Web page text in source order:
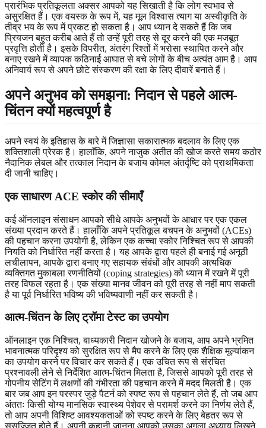
प्रारंभिक प्रतिकूलता अक्सर आपको यह सिखाती है कि लोग स्वभाव से
असुरक्षित हैं। एक वयस्क के रूप में, यह मूल विश्वास त्याग या अस्वीकृति के
तीव्र भय के रूप में प्रकट हो सकता है। आप ध्यान दे सकते हैं कि जब
प्रियजन बहुत करीब आते हैं तो उन्हें पूरी तरह से दूर करने की एक मजबूत
प्रवृत्ति होती है। इसके विपरीत, अंतरंग रिश्तों में भरोसा स्थापित करने और
बनाए रखने में व्यापक कठिनाई आघात से बचे लोगों के बीच अत्यंत आम है। आप
अनिवार्य रूप से अपने छोटे संस्करण की रक्षा के लिए दीवारें बनाते हैं।
अपने अनुभव को समझना: निदान से पहले आत्म-
चिंतन क्यों महत्वपूर्ण है
अपने स्वयं के इतिहास के बारे में जिज्ञासा सकारात्मक बदलाव के लिए एक
शक्तिशाली प्रेरक है। हालाँकि, अपने नाजुक अतीत की खोज करते समय कठोर
नैदानिक लेबल और तत्काल निदान के बजाय कोमल अंतर्दृष्टि को प्राथमिकता
दी जानी चाहिए।
एक साधारण ACE स्कोर की सीमाएँ
कई ऑनलाइन संसाधन आपको सीधे आपके अनुभवों के आधार पर एक एकल
संख्या प्रदान करते हैं। हालाँकि अपने प्रतिकूल बचपन के अनुभवों (ACEs)
की पहचान करना उपयोगी है, लेकिन एक कच्चा स्कोर निश्चित रूप से आपकी
नियति को निर्धारित नहीं करता है। यह आपके द्वारा पहले ही बनाई गई अनूठी
लचीलापन, आपके द्वारा बनाए गए सहायक संबंधों और आपकी अत्यधिक
व्यक्तिगत मुकाबला रणनीतियों (coping strategies) को ध्यान में रखने में पूरी
तरह विफल रहता है। एक संख्या मानव जीवन को पूरी तरह से नहीं माप सकती
है या पूर्व निर्धारित भविष्य की भविष्यवाणी नहीं कर सकती है।
आत्म-चिंतन के लिए ट्रॉमा टेस्ट का उपयोग
ऑनलाइन एक निश्चित, बाध्यकारी निदान खोजने के बजाय, आप अपने भ्रमित
भावनात्मक परिदृश्य को सुरक्षित रूप से मैप करने के लिए एक शैक्षिक मूल्यांकन
का उपयोग करने पर विचार कर सकते हैं। एक उचित रूप से संरचित
प्रश्नावली लेने से निर्देशित आत्म-चिंतन मिलता है, जिससे आपको पूरी तरह से
गोपनीय सेटिंग में लक्षणों की गंभीरता की पहचान करने में मदद मिलती है। एक
बार जब आप इन परस्पर जुड़े पैटर्न को स्पष्ट रूप से पहचान लेते हैं, तो जब आप
अंततः किसी योग्य मानसिक स्वास्थ्य पेशेवर से परामर्श करने का निर्णय लेते हैं,
तो आप अपनी विशिष्ट आवश्यकताओं को स्पष्ट करने के लिए बेहतर रूप से
सुसज्जित होते हैं। अपनी कहानी जानना आपको उसका अगला अध्याय लिखने